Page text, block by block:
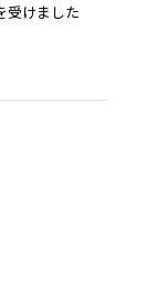
受けました